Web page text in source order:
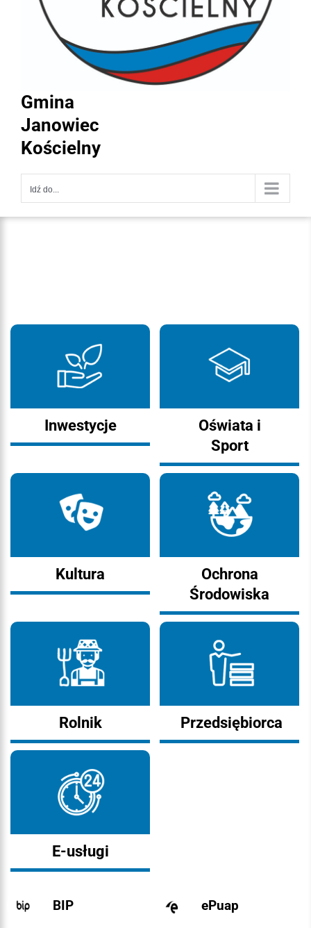
Gmina
Janowiec
Kościelny
Idź do...
Inwestycje
Oświata i
Sport
Kultura
Ochrona
Środowiska
Rolnik Przedsiębiorca
E-usługi
BIP ePuap